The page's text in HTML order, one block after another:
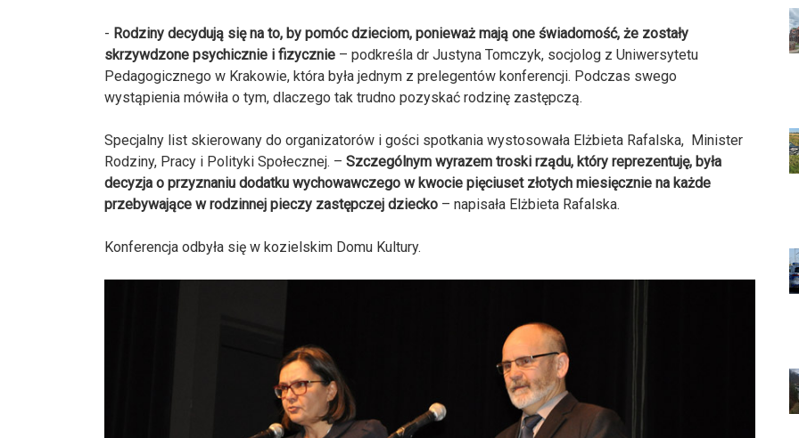
- Rodziny decydują się na to, by pomóc dzieciom, ponieważ mają one świadomość, że zostały
skrzywdzone psychicznie i fizycznie – podkreśla dr Justyna Tomczyk, socjolog z Uniwersytetu
Pedagogicznego w Krakowie, która była jednym z prelegentów konferencji. Podczas swego
wystąpienia mówiła o tym, dlaczego tak trudno pozyskać rodzinę zastępczą.
Specjalny list skierowany do organizatorów i gości spotkania wystosowała Elżbieta Rafalska, Minister
Rodziny, Pracy i Polityki Społecznej. – Szczególnym wyrazem troski rządu, który reprezentuję, była
decyzja o przyznaniu dodatku wychowawczego w kwocie pięciuset złotych miesięcznie na każde
przebywające w rodzinnej pieczy zastępczej dziecko – napisała Elżbieta Rafalska.
Konferencja odbyła się w kozielskim Domu Kultury.